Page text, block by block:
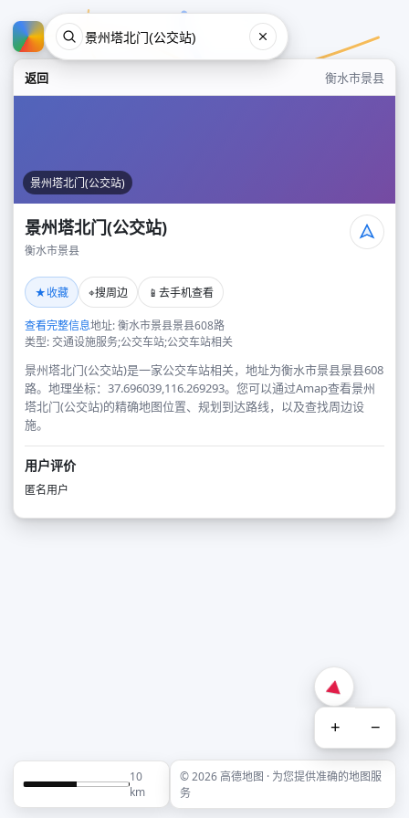
返回 衡水市景县
景州塔北门(公交站)
景州塔北门(公交站)
衡水市景县
★收藏 ⌖搜周边 📱 去手机查看
查看完整信息地址: 衡水市景县景县608路
类型: 交通设施服务;公交车站;公交车站相关
景州塔北门(公交站)是一家公交车站相关，地址为衡水市景县景县608
路。地理坐标：37.696039,116.269293。您可以通过Amap查看景州
塔北门(公交站)的精确地图位置、规划到达路线，以及查找周边设
施。
用户评价
匿名用户
+ −
10
km
© 2026 高德地图 · 为您提供准确的地图服
务